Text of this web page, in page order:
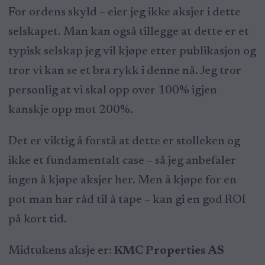
For ordens skyld – eier jeg ikke aksjer i dette
selskapet. Man kan også tillegge at dette er et
typisk selskap jeg vil kjøpe etter publikasjon og
tror vi kan se et bra rykk i denne nå. Jeg tror
personlig at vi skal opp over 100% igjen
kanskje opp mot 200%.
Det er viktig å forstå at dette er stolleken og
ikke et fundamentalt case – så jeg anbefaler
ingen å kjøpe aksjer her. Men å kjøpe for en
pot man har råd til å tape – kan gi en god ROI
på kort tid.
Midtukens aksje er: KMC Properties AS